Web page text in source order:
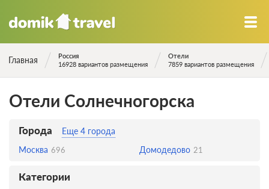
Главная
Россия
16928 вариантов размещения
Отели
7859 вариантов размещения
Отели Солнечногорска
Города
Еще 4 города
Москва 696 Домодедово 21
Категории